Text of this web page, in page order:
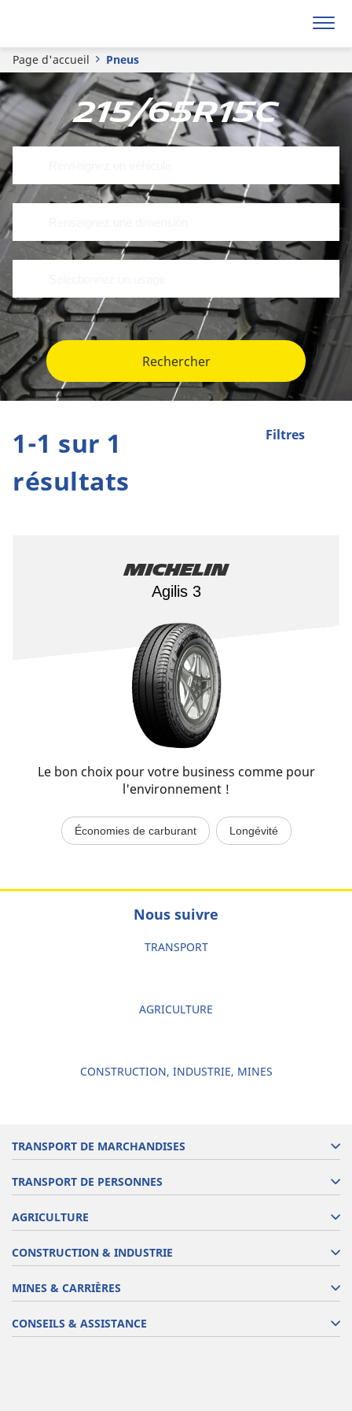
Page d'accueil Pneus
215/65R15C
Rechercher
Filtres
1-1 sur 1
résultats
Michelin
Agilis 3
Le bon choix pour votre business comme pour
l'environnement !
Économies de carburant Longévité
Nous suivre
TRANSPORT
AGRICULTURE
CONSTRUCTION, INDUSTRIE, MINES
TRANSPORT DE MARCHANDISES
TRANSPORT DE PERSONNES
AGRICULTURE
CONSTRUCTION & INDUSTRIE
MINES & CARRIÈRES
CONSEILS & ASSISTANCE